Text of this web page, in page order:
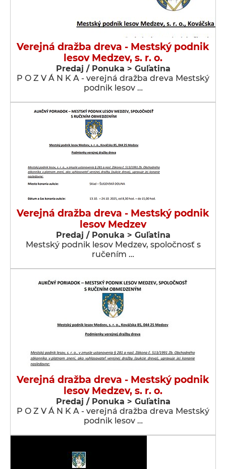
Verejná dražba dreva - Mestský podnik
lesov Medzev, s. r. o.
Predaj / Ponuka > Guľatina
P O Z V Á N K A - verejná dražba dreva Mestský
podnik lesov …
Verejná dražba dreva - Mestský podnik
lesov Medzev
Predaj / Ponuka > Guľatina
Mestský podnik lesov Medzev, spoločnosť s
ručením …
Verejná dražba dreva - Mestský podnik
lesov Medzev, s. r. o.
Predaj / Ponuka > Guľatina
P O Z V Á N K A - verejná dražba dreva Mestský
podnik lesov …